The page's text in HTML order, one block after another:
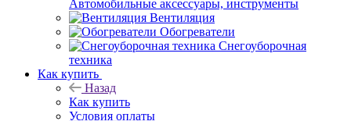
Автомобильные аксессуары, инструменты
Вентиляция
Обогреватели
Снегоуборочная
техника
Как купить
Назад
Как купить
Условия оплаты